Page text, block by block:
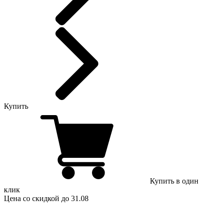
Купить
Купить в один
клик
Цена со скидкой до 31.08